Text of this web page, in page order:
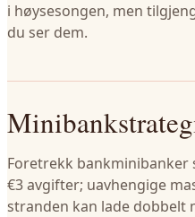
i høysesongen, men
du ser dem.
Foretrekk bankminibanker
€3 avgifter; uavhengige
stranden kan lade dobbelt